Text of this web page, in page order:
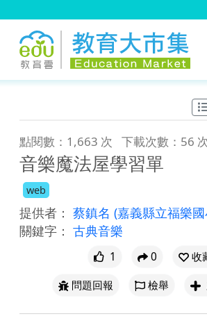
點閱數：1,663 次 下載次數：56
音樂魔法屋學習單
web
提供者： 蔡鎮名 (嘉義縣立福樂
關鍵字： 古典音樂
1 0
收
問題回報
檢舉